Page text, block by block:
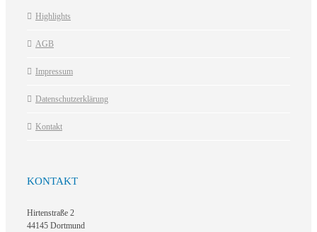
Highlights
AGB
Impressum
Datenschutzerklärung
Kontakt
KONTAKT
Hirtenstraße 2
44145 Dortmund